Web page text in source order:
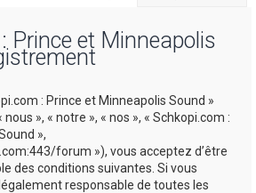
Prince et Minneapolis
: Prince et Minneapolis Sound »
», « notre », « nos », « Schkopi.com :
»,
forum »), vous acceptez d’être
des conditions suivantes. Si vous
responsable de toutes les